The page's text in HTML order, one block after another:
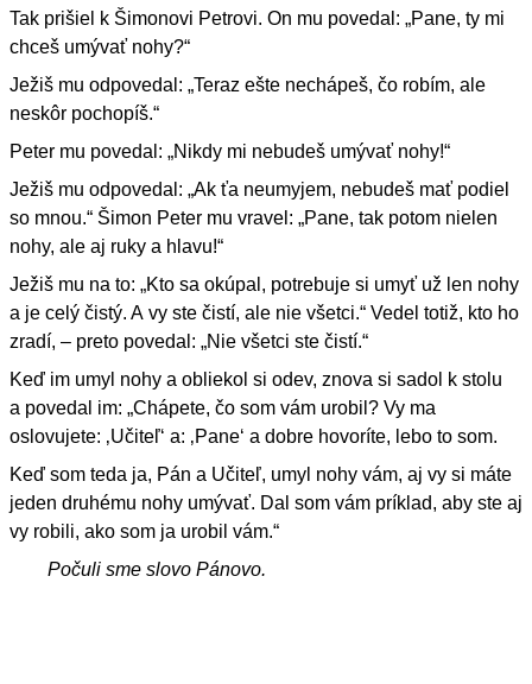
Tak prišiel k Šimonovi Petrovi. On mu povedal: „Pane, ty mi
chceš umývať nohy?“
Ježiš mu odpovedal: „Teraz ešte nechápeš, čo robím, ale
neskôr pochopíš.“
Peter mu povedal: „Nikdy mi nebudeš umývať nohy!“
Ježiš mu odpovedal: „Ak ťa neumyjem, nebudeš mať podiel
so mnou.“ Šimon Peter mu vravel: „Pane, tak potom nielen
nohy, ale aj ruky a hlavu!“
Ježiš mu na to: „Kto sa okúpal, potrebuje si umyť už len nohy
a je celý čistý. A vy ste čistí, ale nie všetci.“ Vedel totiž, kto ho
zradí, – preto povedal: „Nie všetci ste čistí.“
Keď im umyl nohy a obliekol si odev, znova si sadol k stolu
a povedal im: „Chápete, čo som vám urobil? Vy ma
oslovujete: ‚Učiteľ‘ a: ‚Pane‘ a dobre hovoríte, lebo to som.
Keď som teda ja, Pán a Učiteľ, umyl nohy vám, aj vy si máte
jeden druhému nohy umývať. Dal som vám príklad, aby ste aj
vy robili, ako som ja urobil vám.“
Počuli sme slovo Pánovo.